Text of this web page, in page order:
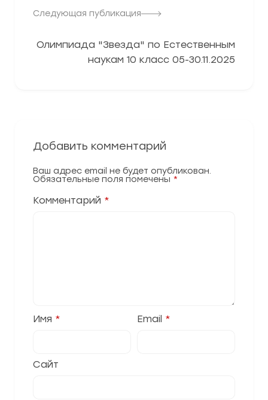
Следующая публикация
Олимпиада "Звезда" по Естественным
наукам 10 класс 05-30.11.2025
Добавить комментарий
Ваш адрес email не будет опубликован.
Обязательные поля помечены *
Комментарий *
Имя * Email *
Сайт